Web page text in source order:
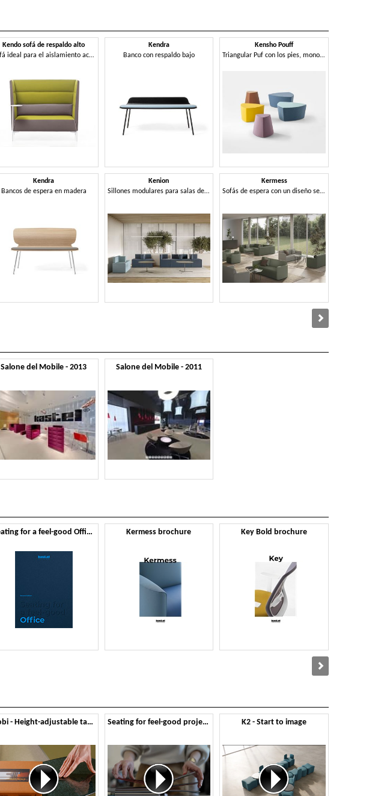
Kendo sofá de respaldo alto
Sofá ideal para el aislamiento acústico, con respaldo alto
Kendra
Bancos de espera en madera
Kendra
Banco con respaldo bajo
Kenion
Sillones modulares para salas de espera y aeropuertos
Kensho Pouff
Triangular Puf con los pies, monocromo
Kermess
Sofás de espera con un diseño sencillo y lineal
Salone del Mobile - 2013 Salone del Mobile - 2011
Seating for a feel-good Office - Second Edition Kermess brochure Key Bold brochure
Kobi - Height-adjustable table Seating for feel-good projects K2 - Start to image